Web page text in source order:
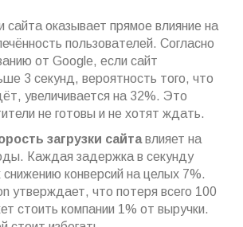
сайта оказывает прямое влияние на
пользователей. Согласно
от Google, если сайт
3 секунд, вероятность того, что
увеличивается на 32%. Это
не готовы и не хотят ждать.
загрузки сайтавлияет на
Каждая задержка в секунду
конверсий на целых 7%.
утверждает, что потеря всего 100
стоить компании 1% от выручки.